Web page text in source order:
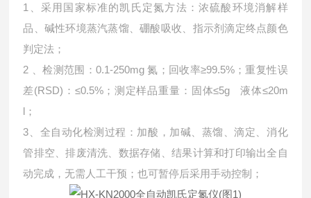
1、采用国家标准的凯氏定氮方法：浓硫酸环境消解样
品、碱性环境蒸汽蒸馏、硼酸吸收、指示剂滴定终点颜色
判定法；
2 、检测范围：0.1-250mg 氮；回收率≥99.5%；重复性误
差(RSD)：≤0.5%；测定样品重量：固体≤5g 液体≤20m
l；
3、全自动化检测过程：加酸，加碱、蒸馏、滴定、消化
管排空、排废清洗、数据存储、结果计算和打印输出全自
动完成，无需人工干预；也可暂停后采用手动控制；